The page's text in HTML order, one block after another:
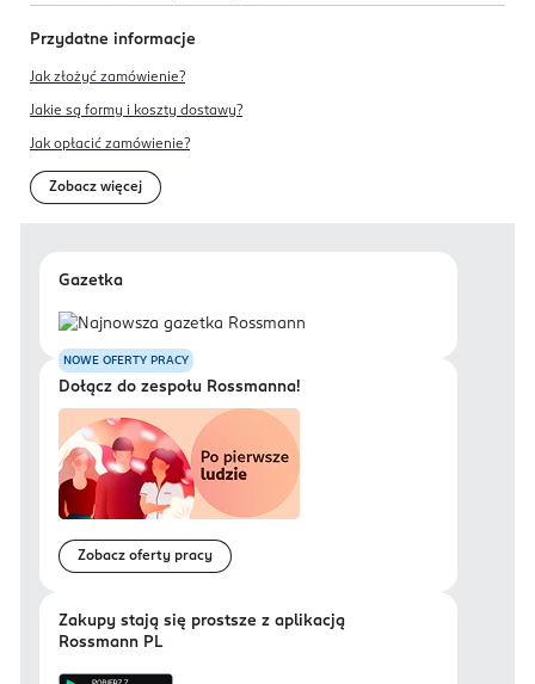
Przydatne informacje
Jak złożyć zamówienie?
Jakie są formy i koszty dostawy?
Jak opłacić zamówienie?
Zobacz więcej
Gazetka
NOWE OFERTY PRACY
Dołącz do zespołu Rossmanna!
Zobacz oferty pracy
Zakupy stają się prostsze z aplikacją
Rossmann PL